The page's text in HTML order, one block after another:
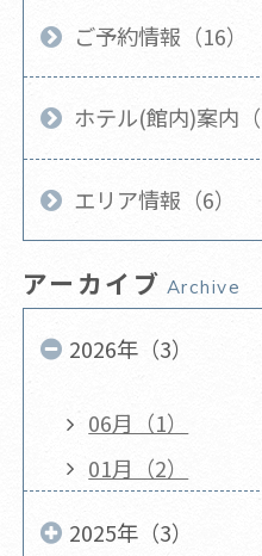
ご予約情報（16）
ホテル(館内)案内（
エリア情報（6）
アーカイブ Archive
2026年（3）
06月（1）
01月（2）
2025年（3）